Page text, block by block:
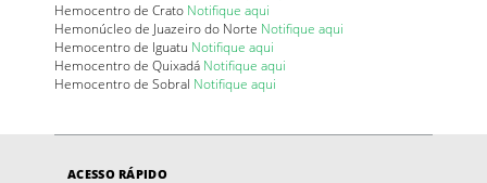
Hemocentro de Crato Notifique aqui
Hemonúcleo de Juazeiro do Norte Notifique aqui
Hemocentro de Iguatu Notifique aqui
Hemocentro de Quixadá Notifique aqui
Hemocentro de Sobral Notifique aqui
ACESSO RÁPIDO